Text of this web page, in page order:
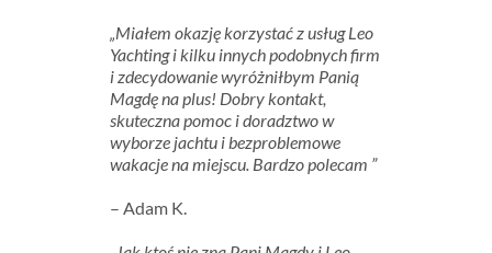
„Miałem okazję korzystać z usług Leo
Yachting i kilku innych podobnych firm
i zdecydowanie wyróżniłbym Panią
Magdę na plus! Dobry kontakt,
skuteczna pomoc i doradztwo w
wyborze jachtu i bezproblemowe
wakacje na miejscu. Bardzo polecam ”
– Adam K.